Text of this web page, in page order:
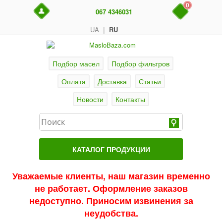
UA | RU
067 4346031
0
Подбор масел
Подбор фильтров
Оплата
Доставка
Статьи
Новости
Контакты
КАТАЛОГ ПРОДУКЦИИ
Актуальные продукты
Акции
Уважаемые клиенты, наш магазин временно
не работает. Оформление заказов
недоступно. Приносим извинения за
неудобства.